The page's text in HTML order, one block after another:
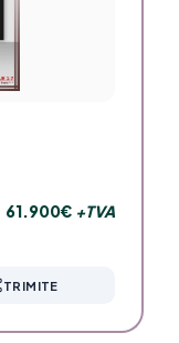
61.900€ +TVA
TRIMITE